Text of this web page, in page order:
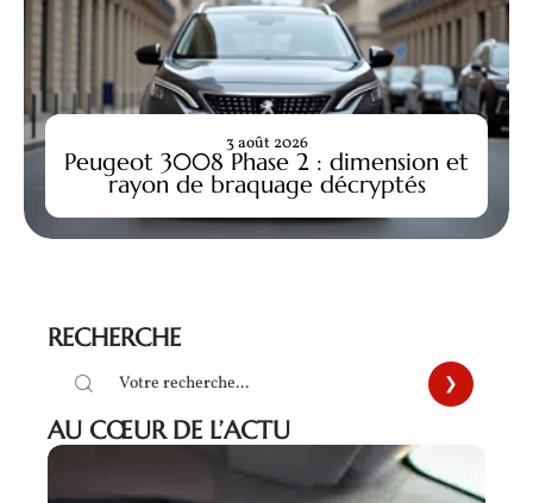
Peugeot 3008 Phase 2 : dimension et
rayon de braquage décryptés
3 août 2026
RECHERCHE
AU CŒUR DE L’ACTU